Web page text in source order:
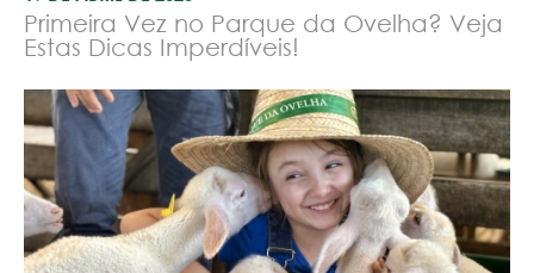
Primeira Vez no Parque da Ovelha? Veja
Estas Dicas Imperdíveis!